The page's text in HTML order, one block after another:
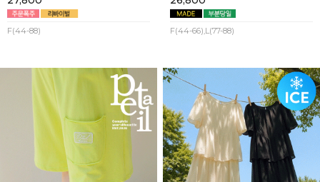
F(44-88) F(44-66),L(77-88)